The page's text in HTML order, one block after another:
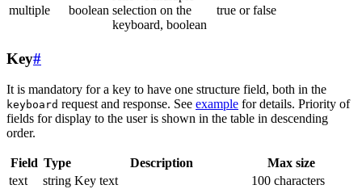
multiple boolean selection on the
keyboard, boolean
true or false
Key#
It is mandatory for a key to have one structure field, both in the
keyboard request and response. See example for details. Priority of
fields for display to the user is shown in the table in descending
order.
Field Type Description
Max size
text
string Key text
100 characters